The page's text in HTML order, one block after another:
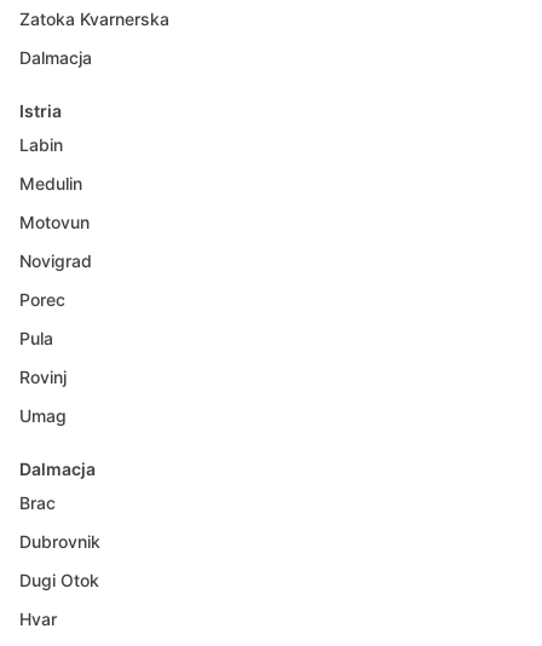
Zatoka Kvarnerska
Dalmacja
Istria
Labin
Medulin
Motovun
Novigrad
Porec
Pula
Rovinj
Umag
Dalmacja
Brac
Dubrovnik
Dugi Otok
Hvar